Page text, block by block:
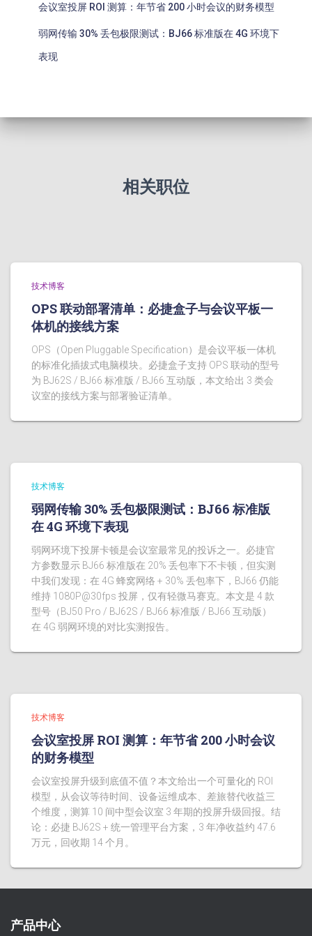
会议室投屏 ROI 测算：年节省 200 小时会议的财务模型
弱网传输 30% 丢包极限测试：BJ66 标准版在 4G 环境下
表现
相关职位
技术博客
OPS 联动部署清单：必捷盒子与会议平板一
体机的接线方案
OPS（Open Pluggable Specification）是会议平板一体机
的标准化插拔式电脑模块。必捷盒子支持 OPS 联动的型号
为 BJ62S / BJ66 标准版 / BJ66 互动版，本文给出 3 类会
议室的接线方案与部署验证清单。
技术博客
弱网传输 30% 丢包极限测试：BJ66 标准版
在 4G 环境下表现
弱网环境下投屏卡顿是会议室最常见的投诉之一。必捷官
方参数显示 BJ66 标准版在 20% 丢包率下不卡顿，但实测
中我们发现：在 4G 蜂窝网络 + 30% 丢包率下，BJ66 仍能
维持 1080P@30fps 投屏，仅有轻微马赛克。本文是 4 款
型号（BJ50 Pro / BJ62S / BJ66 标准版 / BJ66 互动版）
在 4G 弱网环境的对比实测报告。
技术博客
会议室投屏 ROI 测算：年节省 200 小时会议
的财务模型
会议室投屏升级到底值不值？本文给出一个可量化的 ROI
模型，从会议等待时间、设备运维成本、差旅替代收益三
个维度，测算 10 间中型会议室 3 年期的投屏升级回报。结
论：必捷 BJ62S + 统一管理平台方案，3 年净收益约 47.6
万元，回收期 14 个月。
产品中心